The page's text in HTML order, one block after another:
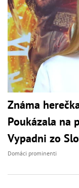
Známa
Poukázala na
Vypadni zo
Domáci prominenti